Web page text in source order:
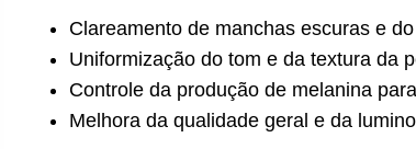
Clareamento de manchas escuras e
Uniformização do tom e da textura da
Controle da produção de melanina
Melhora da qualidade geral e da